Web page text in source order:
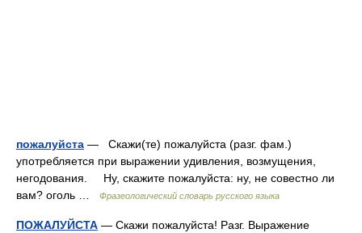
пожалуйста — Скажи(те) пожалуйста (разг. фам.)
употребляется при выражении удивления, возмущения,
негодования. Ну, скажите пожалуйста: ну, не совестно ли
вам? оголь …
Фразеологический словарь русского языка
ПОЖАЛУЙСТА — Скажи пожалуйста! Разг. Выражение